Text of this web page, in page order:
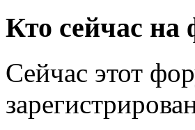
Кто сейчас на
Сейчас этот